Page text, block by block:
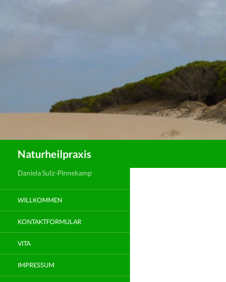
Naturheilpraxis
Daniela Sulz-Pinnekamp
WILLKOMMEN
KONTAKTFORMULAR
VITA
IMPRESSUM